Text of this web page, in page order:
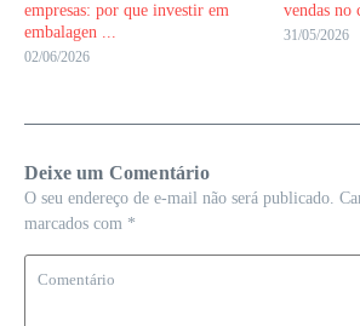
empresas: por que investir em
embalagen ...
02/06/2026
vendas no
31/05/2026
Deixe um Comentário
O seu endereço de e-mail não será publicado.
marcados com *